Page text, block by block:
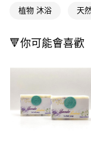
３．收到繳費通知簡訊
ATM／網路銀行／等多
購買商品的店家。未經
後付繳納相關費用。
是否繳費成功／繳費後
https://
【注意事項】
１．透過由恩沛科技股
易，需依本服務之必
植物 沐浴 天
🔻你可能會喜歡